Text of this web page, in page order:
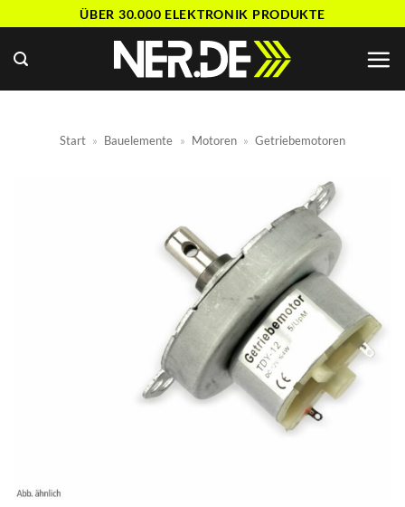
springen
ÜBER 30.000 ELEKTRONIK PRODUKTE
Start » Bauelemente » Motoren » Getriebemotoren